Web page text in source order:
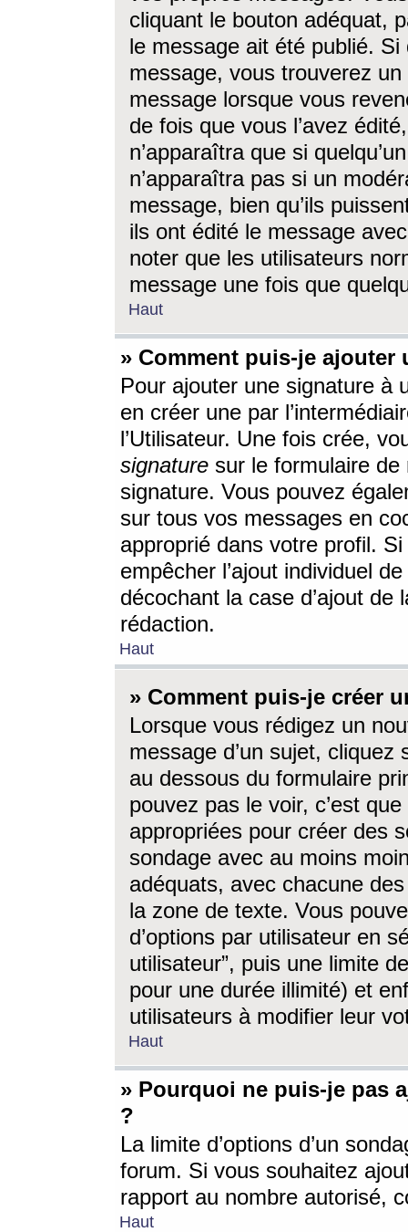
cliquant le bouton adéquat,
le message ait été publié. Si
message, vous trouverez
message lorsque vous
de fois que vous l’avez
n’apparaîtra que si
n’apparaîtra pas si un
message, bien qu’ils
ils ont édité le message
noter que les utilisateurs
message une fois que
Haut
» Comment puis-je ajouter
Pour ajouter une signature à
en créer une par
l’Utilisateur. Une fois crée,
signature sur le formulaire de
signature. Vous pouvez
sur tous vos messages en
approprié dans votre profil.
empêcher l’ajout individuel
décochant la case d’ajout
rédaction.
Haut
» Comment puis-je créer
Lorsque vous rédigez un
message d’un sujet, cliquez
au dessous du formulaire
pouvez pas le voir, c’est
appropriées pour créer des
sondage avec au moins
adéquats, avec chacune
la zone de texte. Vous
d’options par utilisateur en
utilisateur”, puis une limite
pour une durée illimité) et
utilisateurs à modifier leur
Haut
» Pourquoi ne puis-je pas
?
La limite d’options d’un
forum. Si vous souhaitez
rapport au nombre autorisé,
Haut